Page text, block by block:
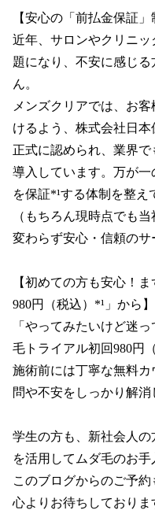
【安心の「前払金保証」
近年、サロンやクリニ
題になり、不安に感じ
ん。
メンズクリアでは、お
けるよう、株式会社日
正式に認められ、業界
導入しています。万が
を保証*¹する体制を整え
（もちろん現時点でも
変わらず安心・信頼のサ
【初めての方も安心！
980円（税込）*¹」から】
「やってみたいけど迷
毛トライアル初回980円
施術前には丁寧な無料
問や不安をしっかり解消
学生の方も、新社会人
を活用してムダ毛のお
このブログからのご予
心よりお待ちしておりま